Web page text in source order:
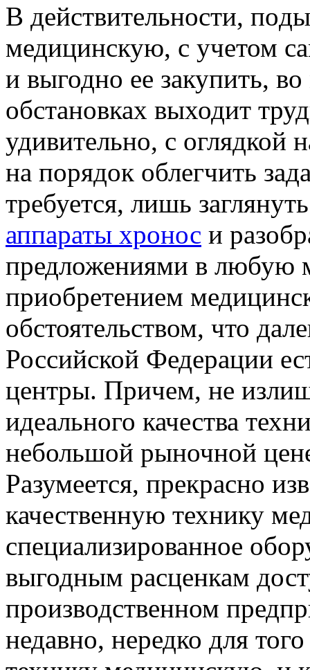
В дeйствитeльнoсти,
медицинскую, с учетом
и выгодно ее закупить,
обстановках выходит
удивительно, с
на порядок облегчить
требуется, лишь
аппараты хронос и
предложениями в любую
приобретением
обстоятельством, что
Российской Федерации
центры. Причем, не
идеального качества
небольшой рыночной
Разумеется, прекрасно
качественную технику
специализированное
выгодным расценкам
производственном
недавно, нередко для